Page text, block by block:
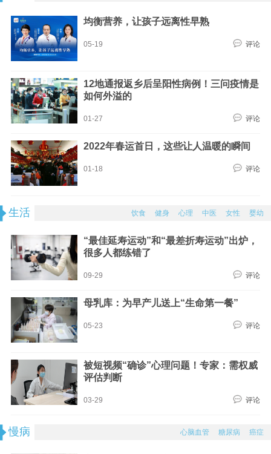
均衡营养，让孩子远离性早熟
05-19 评论
12地通报返乡后呈阳性病例！三问疫情是
如何外溢的
01-27 评论
2022年春运首日，这些让人温暖的瞬间
01-18 评论
生活 饮食 健身 心理 中医 女性 婴幼
“最佳延寿运动”和“最差折寿运动”出炉，
很多人都练错了
09-29 评论
母乳库：为早产儿送上“生命第一餐”
05-23 评论
被短视频“确诊”心理问题！专家：需权威
评估判断
03-29 评论
慢病 心脑血管 糖尿病 癌症